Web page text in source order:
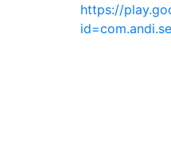
https://